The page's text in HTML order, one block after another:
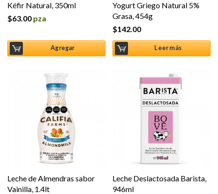
Kéfir Natural, 350ml
$63.00 pza
Agregar
Yogurt Griego Natural 5%
Grasa, 454g
$142.00
Leer más
Leche de Almendras sabor
Vainilla, 1.4lt
Leche Deslactosada Barista,
946ml